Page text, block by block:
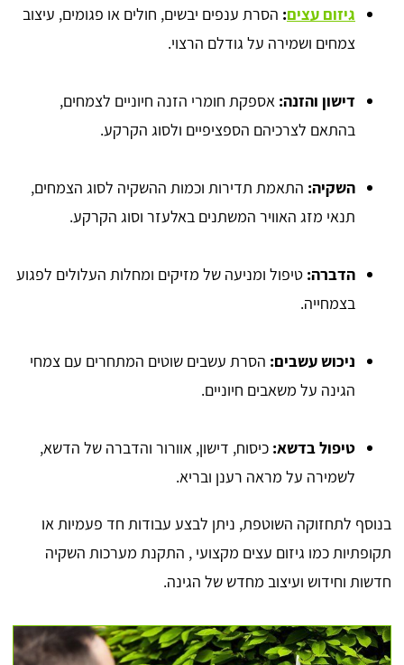
גיזום עצים: הסרת ענפים יבשים, חולים או פגומים, עיצוב
צמחים ושמירה על גודלם הרצוי.
דישון והזנה: אספקת חומרי הזנה חיוניים לצמחים,
בהתאם לצרכיהם הספציפיים ולסוג הקרקע.
השקיה: התאמת תדירות וכמות ההשקיה לסוג הצמחים,
תנאי מזג האוויר המשתנים באלעזר וסוג הקרקע.
הדברה: טיפול ומניעה של מזיקים ומחלות העלולים לפגוע
בצמחייה.
ניכוש עשבים: הסרת עשבים שוטים המתחרים עם צמחי
הגינה על משאבים חיוניים.
טיפול בדשא: כיסוח, דישון, אוורור והדברה של הדשא,
לשמירה על מראה רענן ובריא.
בנוסף לתחזוקה השוטפת, ניתן לבצע עבודות חד פעמיות או
תקופתיות כמו גיזום עצים מקצועי , התקנת מערכות השקיה
חדשות וחידוש ועיצוב מחדש של הגינה.